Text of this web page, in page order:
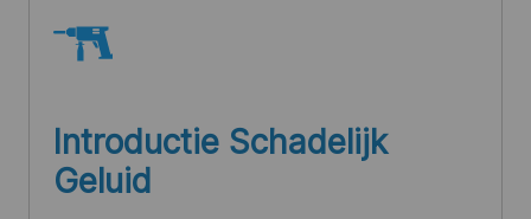
Introductie Schadelijk
Geluid